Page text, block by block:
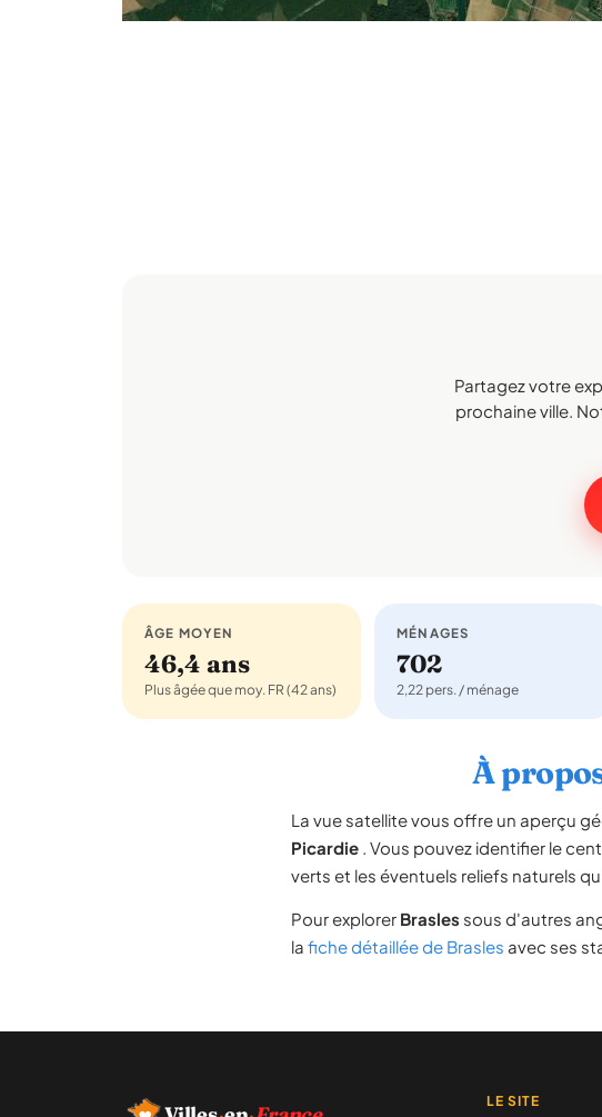
Partagez votre
prochaine ville.
ÂGE MOYEN
46,4 ans
Plus âgée que moy. FR (42 ans)
MÉNAGES
702
2,22 pers. / ménage
À
La vue satellite vous offre un aperçu
Picardie . Vous pouvez identifier le
verts et les éventuels reliefs naturels
Pour explorer Brasles sous d'autres
la fiche détaillée de Brasles avec ses
LE SITE